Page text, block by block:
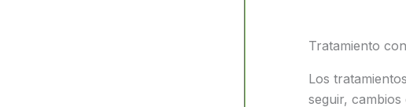
Tratamiento
Los
seguir,